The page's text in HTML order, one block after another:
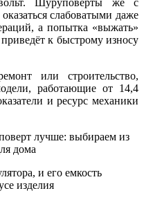
Шуруповерты же с
слабоватыми даже
а попытка «выжать»
к быстрому износу
или строительство,
работающие от 14,4
и ресурс механики
и его емкость
изделия